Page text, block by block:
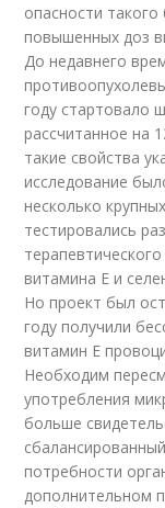
опасности
повышенных доз
До недавнего
году стартовало
рассчитанное на
такие свойства
исследование
несколько
тестировались
витамина Е и
Но проект был
году получили
витамин Е
Необходим
употребления
больше
потребности
дополнительном